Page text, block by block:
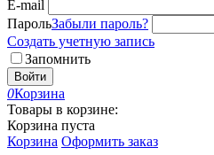
E-mail
ПарольЗабыли пароль?
Создать учетную запись
Запомнить
Войти
0Корзина
Товары в корзине:
Корзина пуста
Корзина Оформить заказ